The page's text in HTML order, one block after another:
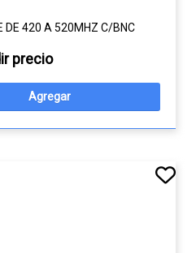
DE 420 A 520MHZ C/BNC
precio